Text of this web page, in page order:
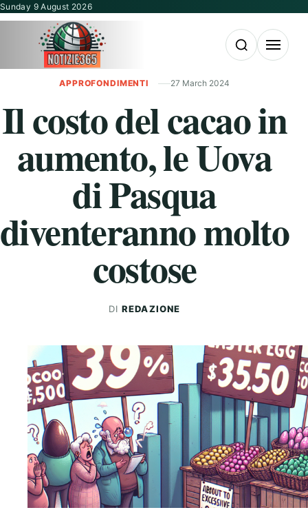
Vai al contenuto
Sunday 9 August 2026
Apri la ricerca
Apri il
APPROFONDIMENTI 27 March 2024
Il costo del cacao in
aumento, le Uova
di Pasqua
diventeranno molto
costose
DIREDAZIONE